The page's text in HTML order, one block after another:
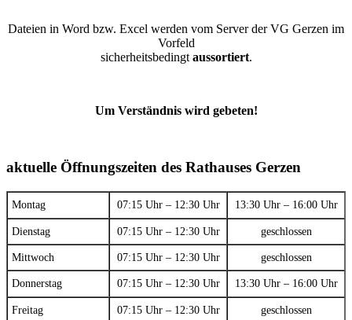
Dateien in Word bzw. Excel werden vom Server der VG Gerzen im
Vorfeld
sicherheitsbedingt aussortiert.
Um Verständnis wird gebeten!
aktuelle Öffnungszeiten des Rathauses Gerzen
Montag 07:15 Uhr – 12:30 Uhr 13:30 Uhr – 16:00 Uhr
Dienstag 07:15 Uhr – 12:30 Uhr geschlossen
Mittwoch 07:15 Uhr – 12:30 Uhr geschlossen
Donnerstag 07:15 Uhr – 12:30 Uhr 13:30 Uhr – 16:00 Uhr
Freitag 07:15 Uhr – 12:30 Uhr geschlossen